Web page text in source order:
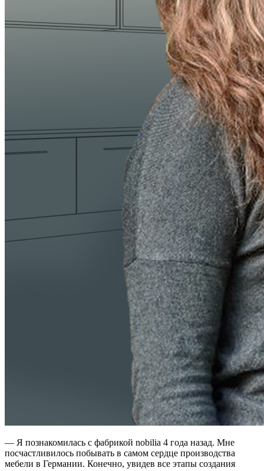
— Я познакомилась с фабрикой nobilia 4 года назад. Мне
посчастливилось побывать в самом сердце производства
мебели в Германии. Конечно, увидев все этапы создания